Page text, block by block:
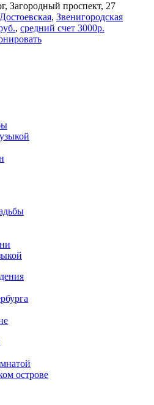
Загородный проспект, 27
Достоевская, Звенигородская
, средний счет 3000р.
острове